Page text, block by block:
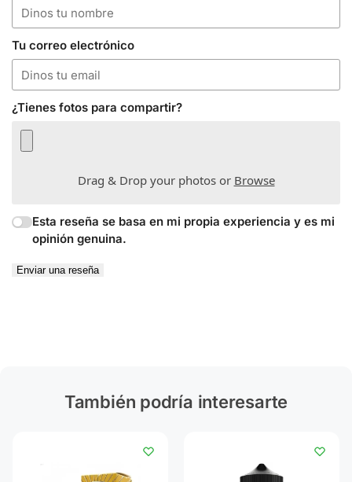
Tu correo electrónico
¿Tienes fotos para compartir?
Drag & Drop your photos or Browse
Esta reseña se basa en mi propia experiencia y es mi
opinión genuina.
Enviar una reseña
También podría interesarte